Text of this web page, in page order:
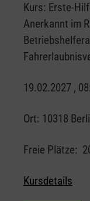
Kurs: Erste-
Anerkannt im
19.02.2027 ,
Ort: 10318
Freie Plätze:
Kursdetails